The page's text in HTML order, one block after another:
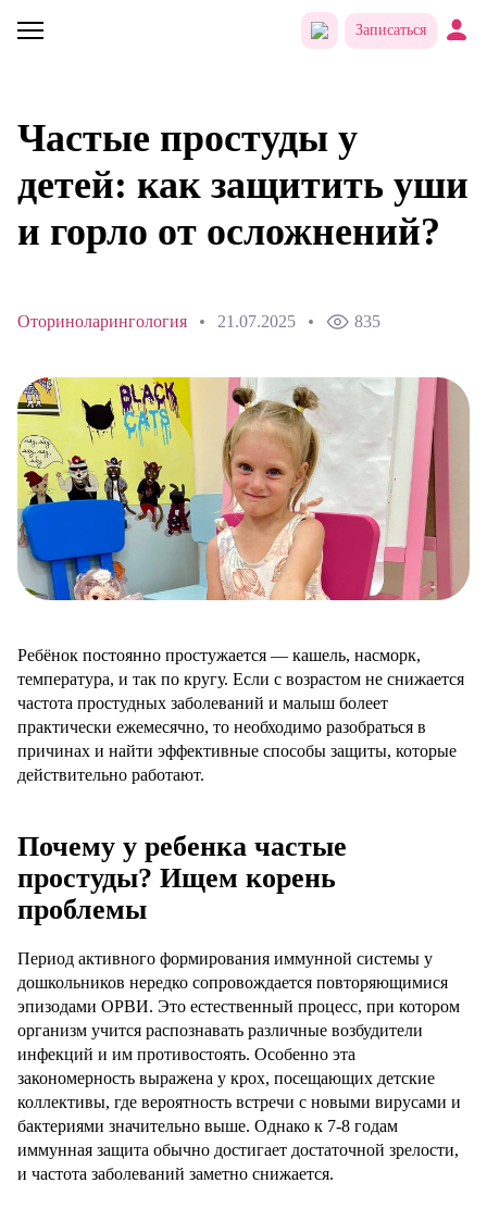
Записаться
Частые простуды у
детей: как защитить уши
и горло от осложнений?
Оториноларингология 21.07.2025 835
Ребёнок постоянно простужается — кашель, насморк,
температура, и так по кругу. Если с возрастом не снижается
частота простудных заболеваний и малыш болеет
практически ежемесячно, то необходимо разобраться в
причинах и найти эффективные способы защиты, которые
действительно работают.
Почему у ребенка частые
простуды? Ищем корень
проблемы
Период активного формирования иммунной системы у
дошкольников нередко сопровождается повторяющимися
эпизодами ОРВИ. Это естественный процесс, при котором
организм учится распознавать различные возбудители
инфекций и им противостоять. Особенно эта
закономерность выражена у крох, посещающих детские
коллективы, где вероятность встречи с новыми вирусами и
бактериями значительно выше. Однако к 7-8 годам
иммунная защита обычно достигает достаточной зрелости,
и частота заболеваний заметно снижается.